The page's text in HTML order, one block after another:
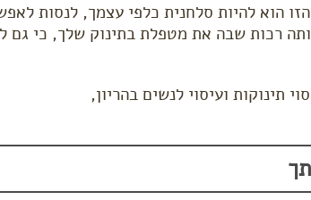
הוא להיות סלחנית כלפי עצמך, לנסות
רכות שבה את מטפלת בתינוק שלך, כי גם
תינוקות ועיסוי לנשים בהריון,